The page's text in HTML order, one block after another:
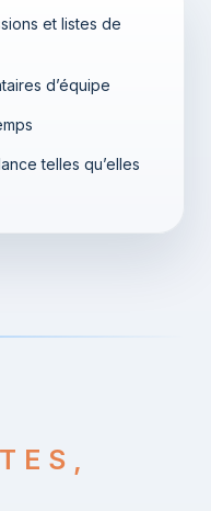
et listes de
d’équipe
telles qu’elles